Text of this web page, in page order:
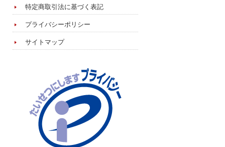
特定商取引法に基づく表記
プライバシーポリシー
サイトマップ